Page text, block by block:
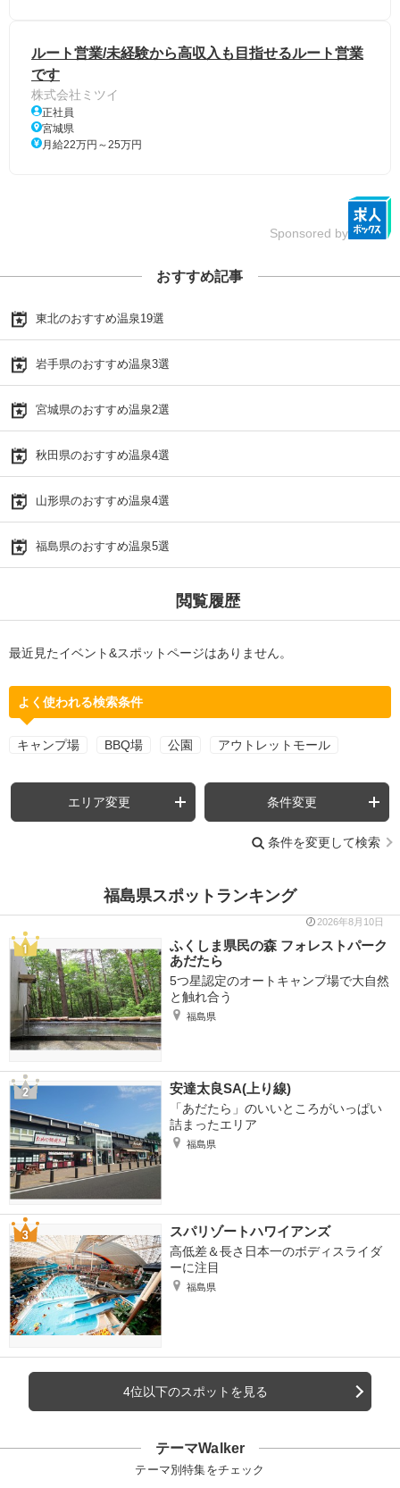
ルート営業/未経験から高収入も目指せるルート営業
です
株式会社ミツイ
正社員
宮城県
月給22万円～25万円
Sponsored by
おすすめ記事
東北のおすすめ温泉19選
岩手県のおすすめ温泉3選
宮城県のおすすめ温泉2選
秋田県のおすすめ温泉4選
山形県のおすすめ温泉4選
福島県のおすすめ温泉5選
閲覧履歴
最近見たイベント&スポットページはありません。
よく使われる検索条件
キャンプ場 BBQ場 公園 アウトレットモール
エリア変更 条件変更
条件を変更して検索
福島県スポットランキング
2026年8月10日
ふくしま県民の森 フォレストパーク
あだたら
5つ星認定のオートキャンプ場で大自然
と触れ合う
福島県
安達太良SA(上り線)
「あだたら」のいいところがいっぱい
詰まったエリア
福島県
スパリゾートハワイアンズ
高低差＆長さ日本一のボディスライダ
ーに注目
福島県
4位以下のスポットを見る
テーマWalker
テーマ別特集をチェック